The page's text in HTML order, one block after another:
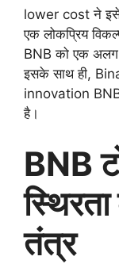
lower cost ने
एक लोकप्रिय
BNB को एक अलग
इसके साथ ही,
innovation BNB
है।
BNB
तंत्र